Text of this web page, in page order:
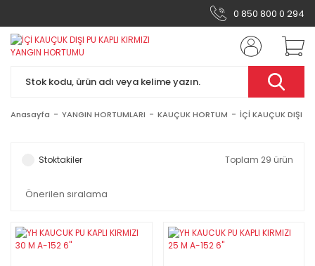
0 850 800 0 294
Anasayfa YANGIN HORTUMLARI KAUÇUK HORTUM İÇİ KAUÇUK DIŞI
Stoktakiler Toplam 29 ürün